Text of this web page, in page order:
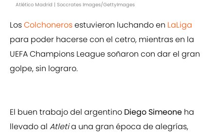
Atlético Madrid | Soccrates Images/GettyImages
LosColchonerosestuvieron luchando en LaLiga
para poder hacerse con el cetro, mientras en la
UEFA Champions League soñaron con dar el gran
golpe, sin lograro.
El buen trabajo del argentino Diego Simeone ha
llevado al Atletia una gran época de alegrías,